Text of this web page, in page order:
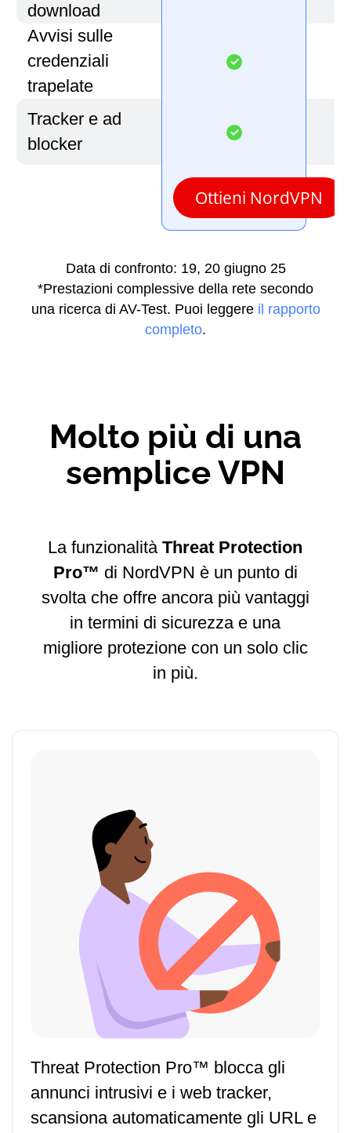
download
Avvisi sulle
credenziali
trapelate
Tracker e ad
blocker
Ottieni NordVPN
Data di confronto: 19, 20 giugno 25
*Prestazioni complessive della rete secondo
una ricerca di AV-Test. Puoi leggere il rapporto
completo.
Molto più di una
semplice VPN
La funzionalitàThreat Protection
Pro™ di NordVPN è un punto di
svolta che offre ancora più vantaggi
in termini di sicurezza e una
migliore protezione con un solo clic
in più.
Threat Protection Pro™ blocca gli
annunci intrusivi e i web tracker,
scansiona automaticamente gli URL e